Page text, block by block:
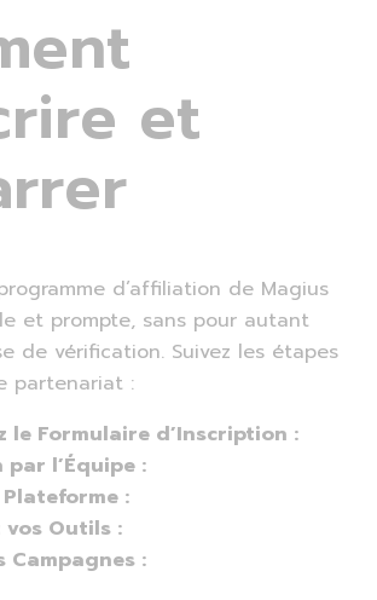
et
d’affiliation de Magius
et prompte, sans pour autant
de vérification. Suivez les étapes
partenariat :
le Formulaire d’Inscription :
l’Équipe :
:
vos Outils :
Campagnes :